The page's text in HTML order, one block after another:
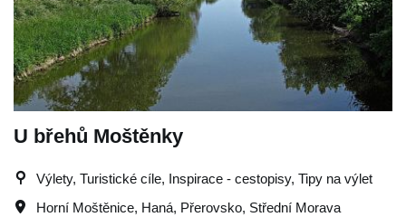
U břehů Moštěnky
Výlety, Turistické cíle, Inspirace - cestopisy, Tipy na výlet
Horní Moštěnice, Haná, Přerovsko, Střední Morava